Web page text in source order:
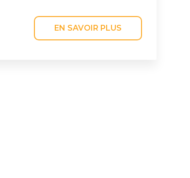
EN SAVOIR PLUS